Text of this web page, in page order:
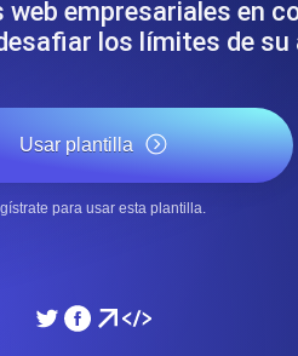
Checks
Gratis
Gratis
DNS
empresariales en
los límites de
Usar plantilla
para usar esta plantilla.